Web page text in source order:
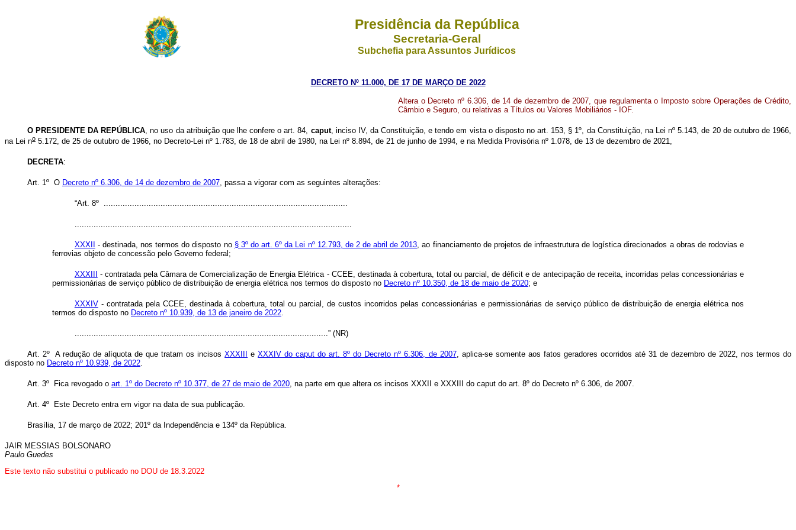
Presidência da República
Secretaria-Geral
Subchefia para Assuntos Jurídicos
DECRETO Nº 11.000, DE 17 DE MARÇO DE 2022
Altera o Decreto nº 6.306, de 14 de dezembro de 2007, que regulamenta o Imposto sobre Operações de Crédito,
Câmbio e Seguro, ou relativas a Títulos ou Valores Mobiliários - IOF.
O PRESIDENTE DA REPÚBLICA, no uso da atribuição que lhe confere o art. 84, caput, inciso IV, da Constituição, e tendo em vista o disposto no art. 153, § 1º, da Constituição, na Lei nº 5.143, de 20 de outubro de 1966,
na Lei no 5.172, de 25 de outubro de 1966, no Decreto-Lei nº 1.783, de 18 de abril de 1980, na Lei nº 8.894, de 21 de junho de 1994, e na Medida Provisória nº 1.078, de 13 de dezembro de 2021,
DECRETA:
Art. 1º O Decreto nº 6.306, de 14 de dezembro de 2007, passa a vigorar com as seguintes alterações:
“Art. 8º .......................................................................................................
.....................................................................................................................
XXXII - destinada, nos termos do disposto no § 3º do art. 6º da Lei nº 12.793, de 2 de abril de 2013, ao financiamento de projetos de infraestrutura de logística direcionados a obras de rodovias e
ferrovias objeto de concessão pelo Governo federal;
XXXIII
- contratada pela Câmara de Comercialização de Energia Elétrica - CCEE, destinada à cobertura, total ou parcial, de déficit e de antecipação de receita, incorridas pelas concessionárias e
permissionárias de serviço público de distribuição de energia elétrica nos termos do disposto no Decreto nº 10.350, de 18 de maio de 2020; e
XXXIV- contratada pela CCEE, destinada à cobertura, total ou parcial, de custos incorridos pelas concessionárias e permissionárias de serviço público de distribuição de energia elétrica nos
termos do disposto no Decreto nº 10.939, de 13 de janeiro de 2022.
...........................................................................................................” (NR)
Art. 2º A redução de alíquota de que tratam os incisosXXXIII eXXXIV do caput do art. 8º do Decreto nº 6.306, de 2007, aplica-se somente aos fatos geradores ocorridos até 31 de dezembro de 2022, nos termos do
disposto no Decreto nº 10.939, de 2022.
Art. 3º Fica revogado o art. 1º do Decreto nº 10.377, de 27 de maio de 2020, na parte em que altera os incisos XXXII e XXXIII do caput do art. 8º do Decreto nº 6.306, de 2007.
Art. 4º Este Decreto entra em vigor na data de sua publicação.
Brasília, 17 de março de 2022; 201º da Independência e 134º da República.
JAIR MESSIAS BOLSONARO
Paulo Guedes
Este texto não substitui o publicado no DOU de 18.3.2022
*